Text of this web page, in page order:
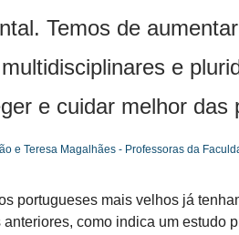
Temos de
e
e cuidar melhor das
e Teresa Magalhães - Professoras da
portugueses mais velhos já
como indica um estudo